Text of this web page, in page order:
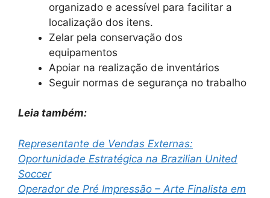
organizado e acessível para facilitar a
localização dos itens.
Zelar pela conservação dos
equipamentos
Apoiar na realização de inventários
Seguir normas de segurança no trabalho
Leia também:
Representante de Vendas Externas:
Oportunidade Estratégica na Brazilian United
Soccer
Operador de Pré Impressão – Arte Finalista em